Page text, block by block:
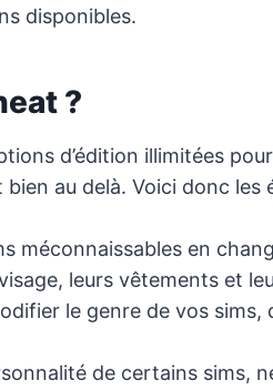
disponibles.
?
d’édition illimitées
au delà. Voici donc les
méconnaissables en
leurs vêtements et
le genre de vos sims,
de certains sims,